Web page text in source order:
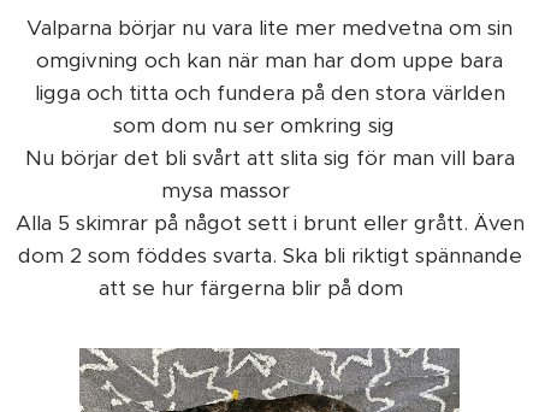
Valparna börjar nu vara lite mer medvetna om sin
omgivning och kan när man har dom uppe bara
ligga och titta och fundera på den stora världen
som dom nu ser omkring sig ❤️
Nu börjar det bli svårt att slita sig för man vill bara
mysa massor 🥰🐶👌
Alla 5 skimrar på något sett i brunt eller grått. Även
dom 2 som föddes svarta. Ska bli riktigt spännande
att se hur färgerna blir på dom 😀